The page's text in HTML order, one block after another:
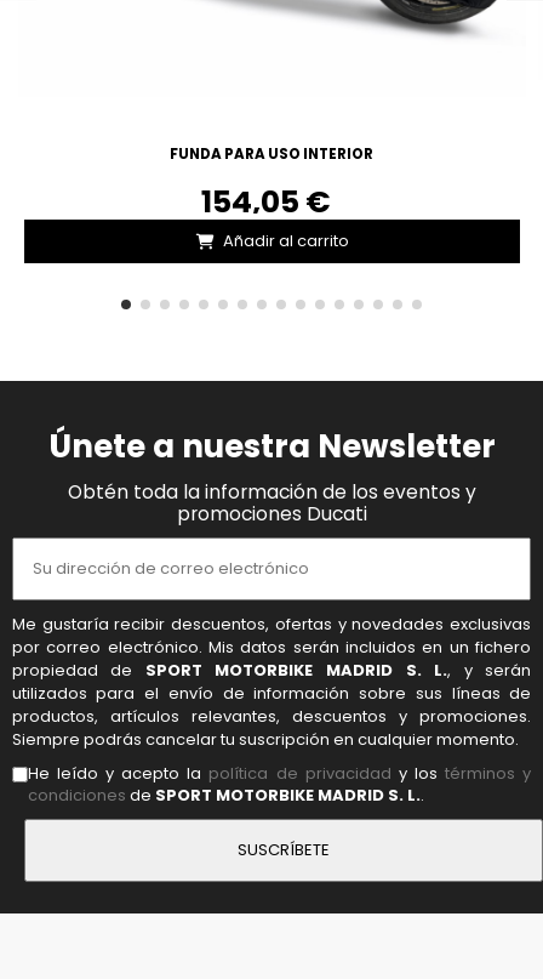
FUNDA PARA USO INTERIOR
154,05 €
Añadir al carrito
Únete a nuestra Newsletter
Obtén toda la información de los eventos y
promociones Ducati
Me gustaría recibir descuentos, ofertas y novedades exclusivas
por correo electrónico. Mis datos serán incluidos en un fichero
propiedad de SPORT MOTORBIKE MADRID S. L., y serán
utilizados para el envío de información sobre sus líneas de
productos, artículos relevantes, descuentos y promociones.
Siempre podrás cancelar tu suscripción en cualquier momento.
He leído y acepto la política de privacidad y lostérminos y
condiciones de SPORT MOTORBIKE MADRID S. L..